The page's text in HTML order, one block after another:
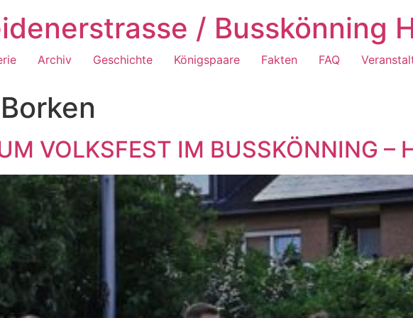
/ Busskönning
Archiv Geschichte Königspaare Fakten FAQ
VOLKSFEST IM BUSSKÖNNING –